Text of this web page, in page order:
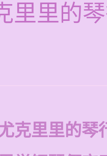
里里的
克里里的琴